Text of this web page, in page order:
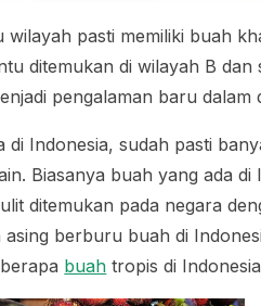
wilayah pasti memiliki buah
ditemukan di wilayah B
pengalaman baru dalam
di Indonesia, sudah pasti
Biasanya buah yang ada
ditemukan pada negara
asing berburu buah di
buah tropis di